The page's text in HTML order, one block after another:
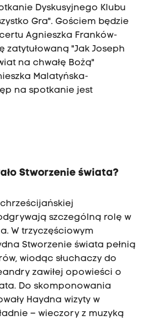
Dyskusyjnego Klubu
Gra". Gościem będzie
Agnieszka Franków-
zatytułowaną "Jak Joseph
na chwałę Bożą"
Malatyńska-
na spotkanie jest
Stworzenie świata?
szczególną rolę w
W trzyczęściowym
Stworzenie świata pełnią
wiodąc słuchaczy do
zawiłej opowieści o
Do skomponowania
Haydna wizyty w
– wieczory z muzyką